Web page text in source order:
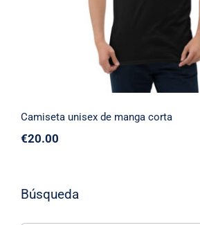
Camiseta unisex de manga corta
€20.00
Búsqueda